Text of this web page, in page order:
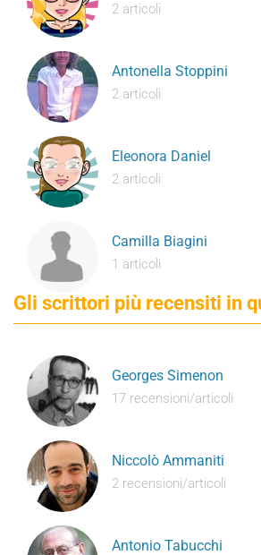
2 articoli
Antonella Stoppini
2 articoli
Eleonora Daniel
2 articoli
Camilla Biagini
1 articoli
Gli scrittori più recensiti in
Georges Simenon
17 recensioni/articoli
Niccolò Ammaniti
2 recensioni/articoli
Antonio Tabucchi